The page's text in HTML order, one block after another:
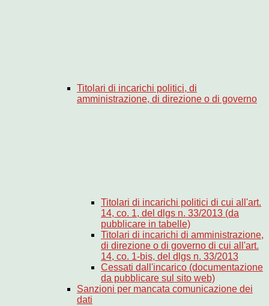
Titolari di incarichi politici, di
amministrazione, di direzione o di governo
Titolari di incarichi politici di cui all'art.
14, co. 1, del dlgs n. 33/2013 (da
pubblicare in tabelle)
Titolari di incarichi di amministrazione,
di direzione o di governo di cui all'art.
14, co. 1-bis, del dlgs n. 33/2013
Cessati dall'incarico (documentazione
da pubblicare sul sito web)
Sanzioni per mancata comunicazione dei
dati